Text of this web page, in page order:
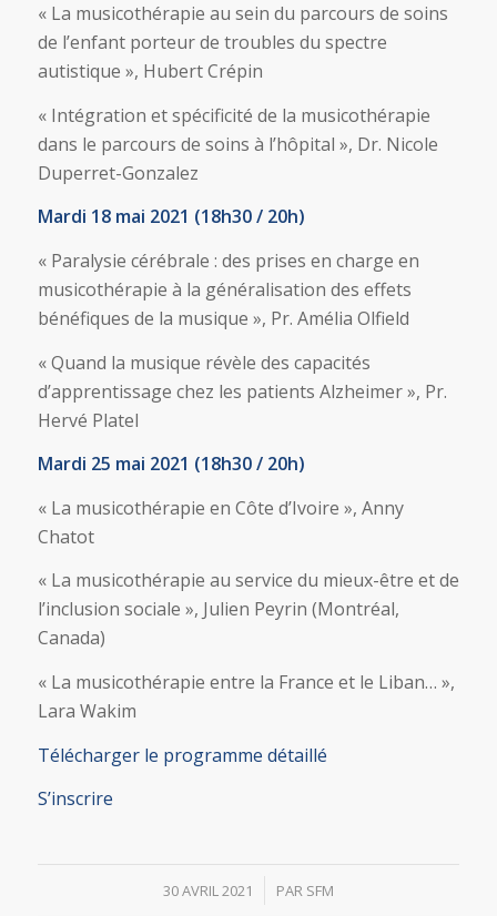
« La musicothérapie au sein du parcours de soins
de l’enfant porteur de troubles du spectre
autistique », Hubert Crépin
« Intégration et spécificité de la musicothérapie
dans le parcours de soins à l’hôpital », Dr. Nicole
Duperret-Gonzalez
Mardi 18 mai 2021 (18h30 / 20h)
« Paralysie cérébrale : des prises en charge en
musicothérapie à la généralisation des effets
bénéfiques de la musique », Pr. Amélia Olfield
« Quand la musique révèle des capacités
d’apprentissage chez les patients Alzheimer », Pr.
Hervé Platel
Mardi 25 mai 2021 (18h30 / 20h)
« La musicothérapie en Côte d’Ivoire », Anny
Chatot
« La musicothérapie au service du mieux-être et de
l’inclusion sociale », Julien Peyrin (Montréal,
Canada)
« La musicothérapie entre la France et le Liban… »,
Lara Wakim
Télécharger le programme détaillé
S’inscrire
30 AVRIL 2021
/ PAR SFM